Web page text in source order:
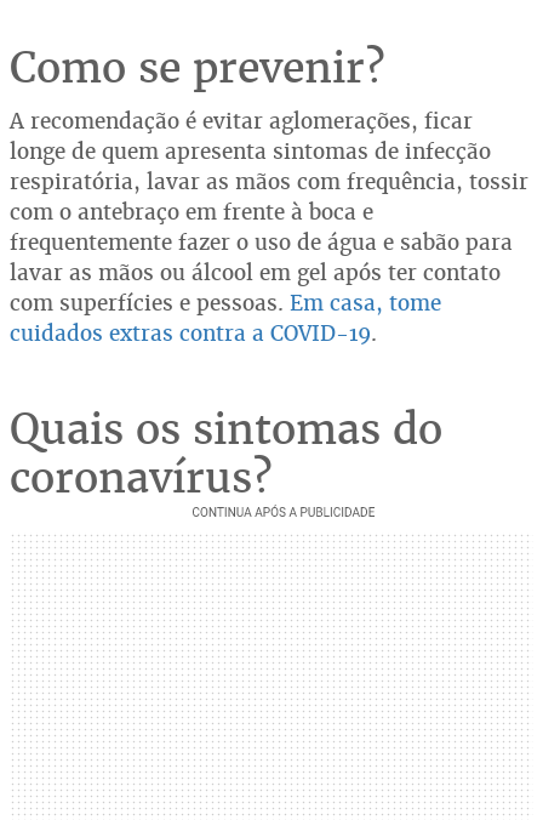
Como se prevenir?
A recomendação é evitar aglomerações, ficar
longe de quem apresenta sintomas de infecção
respiratória, lavar as mãos com frequência, tossir
com o antebraço em frente à boca e
frequentemente fazer o uso de água e sabão para
lavar as mãos ou álcool em gel após ter contato
com superfícies e pessoas. Em casa, tome
cuidados extras contra a COVID-19.
Quais os sintomas do
coronavírus?